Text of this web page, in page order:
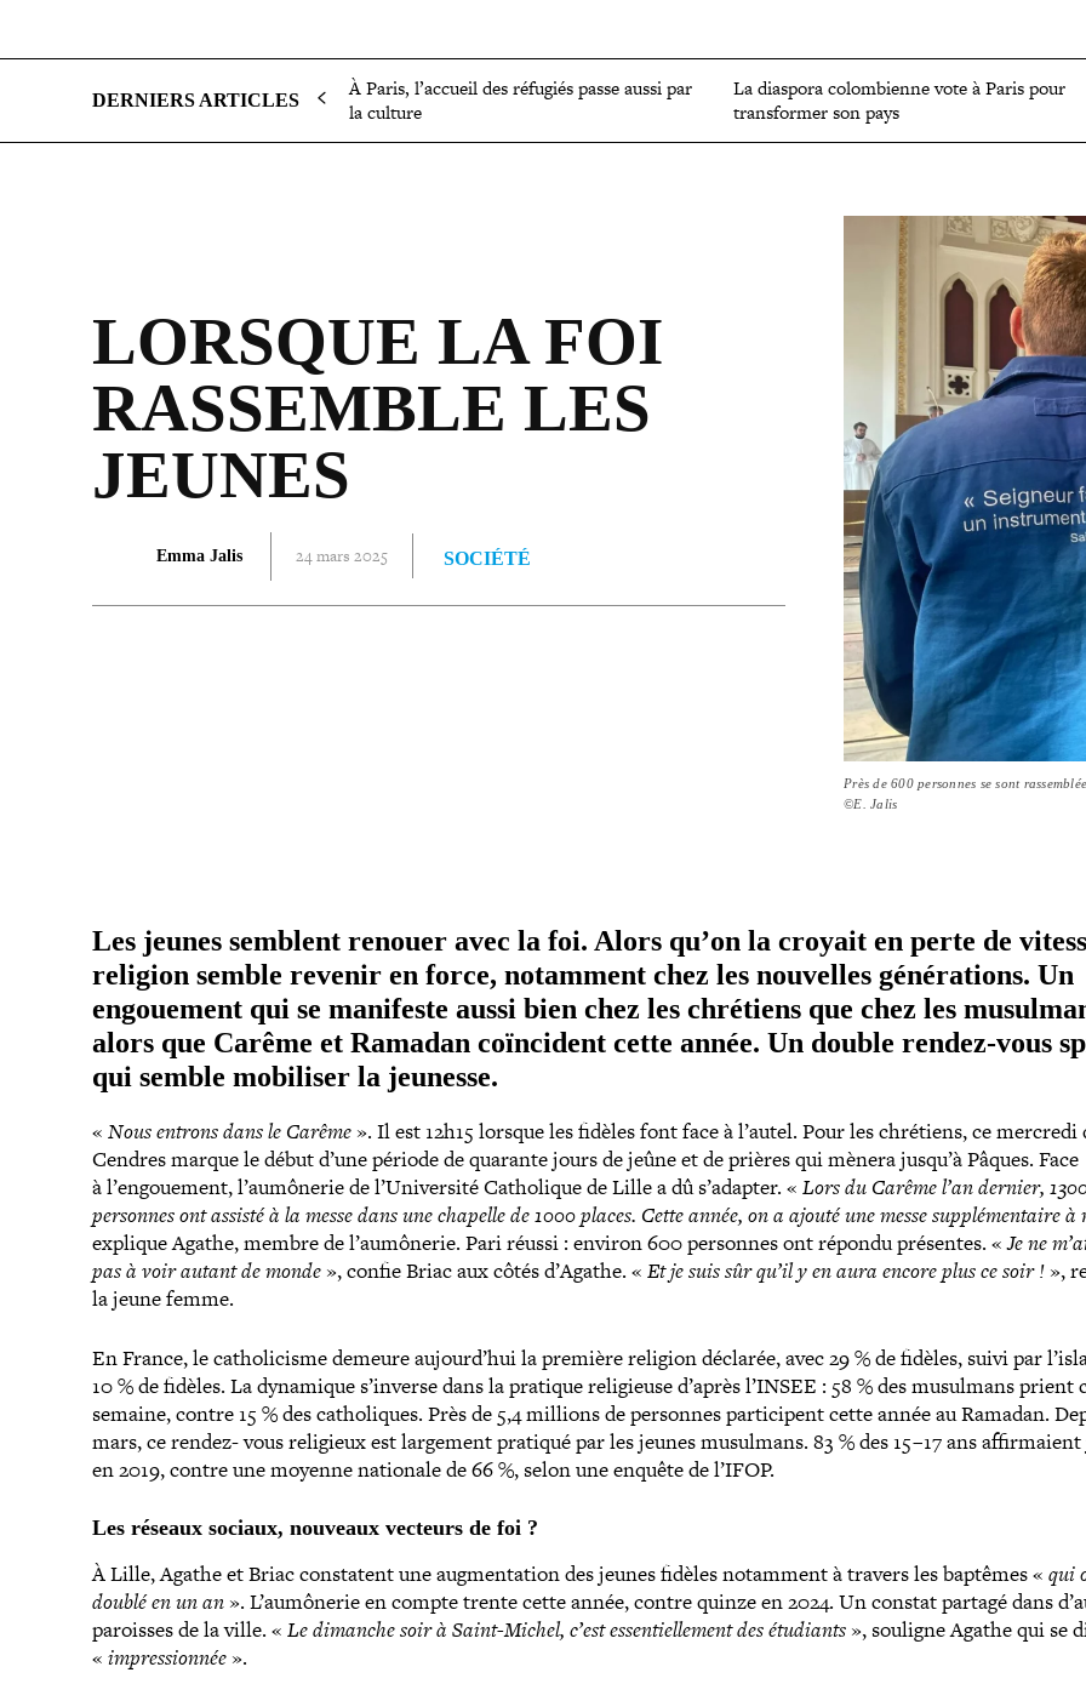
DERNIERS ARTICLES
À Paris, l’accueil des réfugiés passe aussi par
la culture
La diaspora colom­bienne vote à Paris pour
trans­for­mer son pays
LORSQUE LA FOI
RASSEMBLE LES
JEUNES
Emma Jalis 24 mars 2025 SOCIÉTÉ
Près de 600 personnes se sont
©E. Jalis
Les jeunes semblent renouer avec la foi. Alors qu’on la croyait en perte de
religion semble revenir en force, notamment chez les nouvelles géné­ra­tions. Un
engoue­ment qui se manifeste aussi bien chez les chrétiens que chez les
alors que Carême et Ramadan coïn­cident cette année. Un double rendez-​vous
qui semble mobiliser la jeunesse.
« Nous entrons dans le Carême ». Il est 12h15 lorsque les fidèles font face à l’autel. Pour les chrétiens, ce mercredi
Cendres marque le début d’une période de quarante jours de jeûne et de prières qui mènera jusqu’à Pâques. Face
à l’engouement, l’aumônerie de l’Université Catholique de Lille a dû s’adapter. « Lors du Carême l’an dernier,
personnes ont assisté à la messe dans une chapelle de 1000 places. Cette année, on a ajouté une messe sup­plé­men­taire
explique Agathe, membre de l’aumônerie. Pari réussi : environ 600 personnes ont répondu présentes. «Je ne
pas à voir autant de monde », confie Briac aux côtés d’Agathe. « Et je suis sûr qu’il y en aura encore plus ce soir ! »,
la jeune femme.
En France, le catho­li­cisme demeure aujourd’hui la première religion déclarée, avec 29 % de fidèles, suivi par
10 % de fidèles. La dynamique s’inverse dans la pratique reli­gieuse d’après l’INSEE : 58 % des musulmans prient
semaine, contre 15 % des catho­liques. Près de 5,4 millions de personnes par­ti­cipent cette année au Ramadan.
mars, ce rendez- vous religieux est largement pratiqué par les jeunes musulmans. 83 % des 15 – 17 ans
en 2019, contre une moyenne nationale de 66 %, selon une enquête de l’IFOP.
Les réseaux sociaux, nouveaux vecteurs de foi ?
À Lille, Agathe et Briac constatent une aug­men­ta­tion des jeunes fidèles notamment à travers les baptêmes « qui
doublé en un an ». L’aumônerie en compte trente cette année, contre quinze en 2024. Un constat partagé dans
paroisses de la ville. « Le dimanche soir à Saint-​Michel, c’est essen­tiel­le­ment des étudiants », souligne Agathe qui se
« impres­sion­née ».